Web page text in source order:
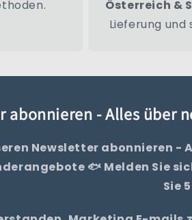
Österreich &
Lieferung
abonnieren - Alles über
Newsletter abonnieren -
🐟 Melden Sie
Sie